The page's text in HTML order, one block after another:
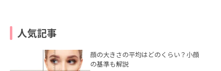
人気記事
顔の大きさの平均はどのくらい？小顔
の基準も解説